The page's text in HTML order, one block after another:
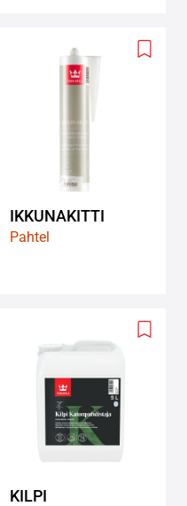
Add
IKKUNAKITTI
Pahtel
Add
KILPI